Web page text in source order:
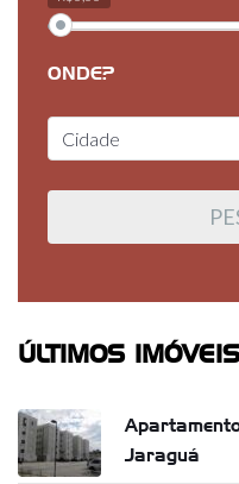
ONDE?
ÚLTIMOS IMÓVEIS
Jaraguá